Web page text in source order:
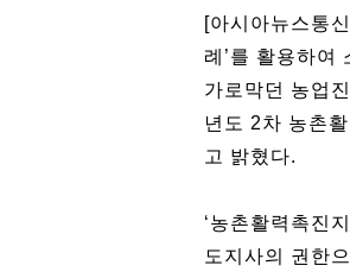
[아시아뉴스통
례’를 활용하여
가로막던 농업
년도 2차 농촌
고 밝혔다.
‘농촌활력촉진
도지사의 권한